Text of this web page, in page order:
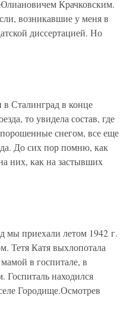
Крачковским.
возникавшие у меня в
диссертацией. Но
Сталинград в конце
то увидела состав, где
снегом, все еще
До сих пор помню, как
них, как на застывших
мы приехали летом 1942 г.
Тетя Катя выхлопотала
в госпитале, в
Госпиталь находился
Городище.Осмотрев